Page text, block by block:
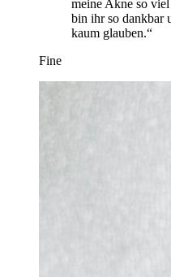
meine Akne so
bin ihr so dankbar
kaum glauben.“
Fine